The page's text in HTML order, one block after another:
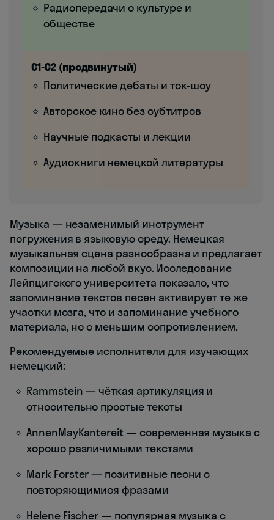
Радиопередачи о культуре и
обществе
C1-C2 (продвинутый)
Политические дебаты и ток-шоу
Авторское кино без субтитров
Научные подкасты и лекции
Аудиокниги немецкой литературы
Музыка — незаменимый инструмент
погружения в языковую среду. Немецкая
музыкальная сцена разнообразна и предлагает
композиции на любой вкус. Исследование
Лейпцигского университета показало, что
запоминание текстов песен активирует те же
участки мозга, что и запоминание учебного
материала, но с меньшим сопротивлением.
Рекомендуемые исполнители для изучающих
немецкий:
Rammstein — чёткая артикуляция и
относительно простые тексты
AnnenMayKantereit — современная музыка с
хорошо различимыми текстами
Mark Forster — позитивные песни с
повторяющимися фразами
Helene Fischer — популярная музыка с